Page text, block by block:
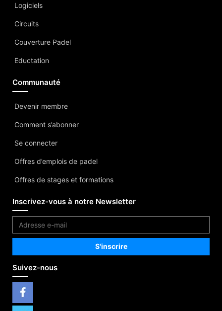
Logiciels
Circuits
Couverture Padel
Eductation
Communauté
Devenir membre
Comment s’abonner
Se connecter
Offres d’emplois de padel
Offres de stages et formations
Inscrivez-vous à notre Newsletter
Suivez-nous